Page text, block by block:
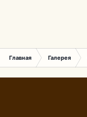
Главная Галерея